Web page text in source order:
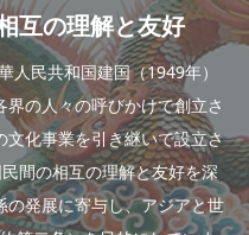
互の理解と友好
人民共和国建国（1949年）
の人々の呼びかけで創立さ
化事業を引き継いで設立さ
間の相互の理解と友好を深
発展に寄与し、アジアと世